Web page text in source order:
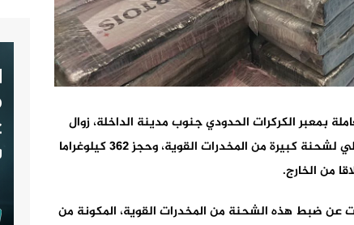
بمعبر الكركرات الحدودي جنوب مدينة الداخلة، زوال
اليوم الاثنين فاتح يناير 2024، عن إحباط عملية للتهريب الدولي لشحنة كبيرة من المخدرات القوية، وحجز 362 كيلوغراما
عن ضبط هذه الشحنة من المخدرات القوية، المكونة من